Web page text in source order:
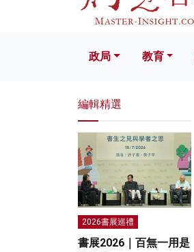
政局 教育
編輯精選
2026書展巡禮
書展2026｜百無一用是